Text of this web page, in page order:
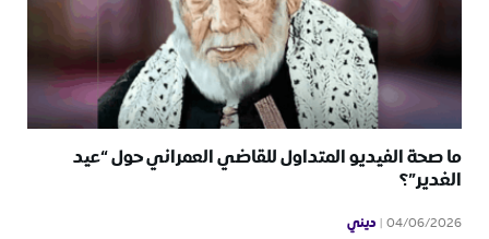
ما صحة الفيديو المتداول للقاضي العمراني حول “عيد
الغدير”؟
04/06/2026 ديني